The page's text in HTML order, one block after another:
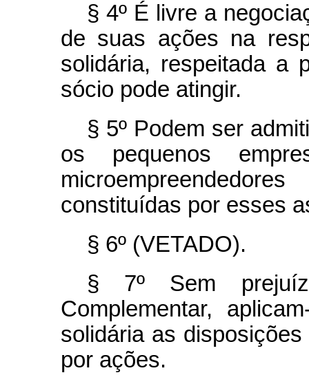
§ 4º É livre a
de suas ações na
solidária, respeitada a
sócio pode atingir.
§ 5º Podem ser
os pequenos
constituídas por esses
§ 6º (VETADO).
§ 7º Sem
Complementar,
solidária as
por ações.